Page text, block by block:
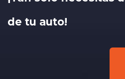
de tu auto!